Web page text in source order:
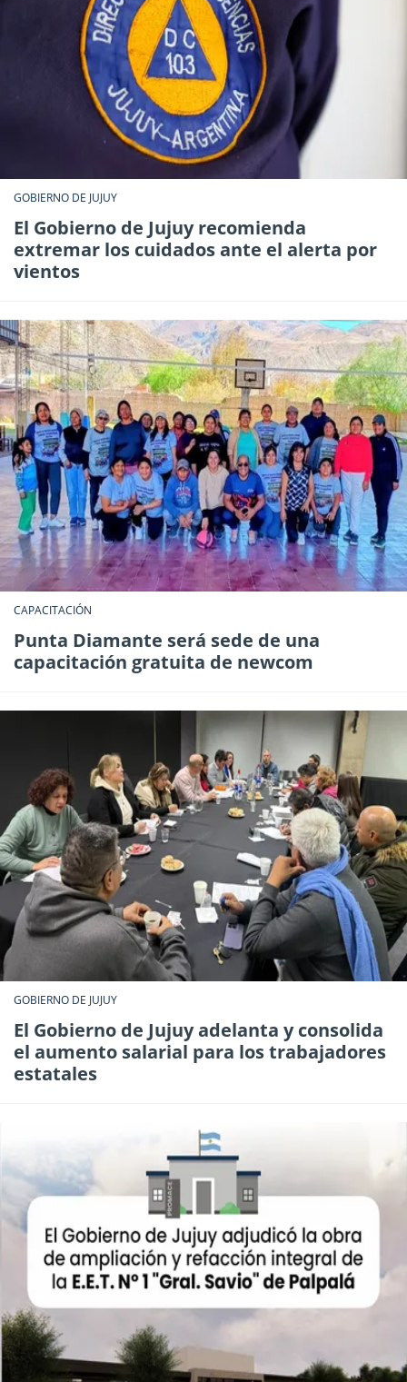
GOBIERNO DE JUJUY
El Gobierno de Jujuy recomienda
extremar los cuidados ante el alerta por
vientos
CAPACITACIÓN
Punta Diamante será sede de una
capacitación gratuita de newcom
GOBIERNO DE JUJUY
El Gobierno de Jujuy adelanta y consolida
el aumento salarial para los trabajadores
estatales